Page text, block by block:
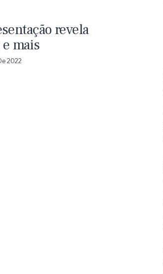
revela
mais
2022